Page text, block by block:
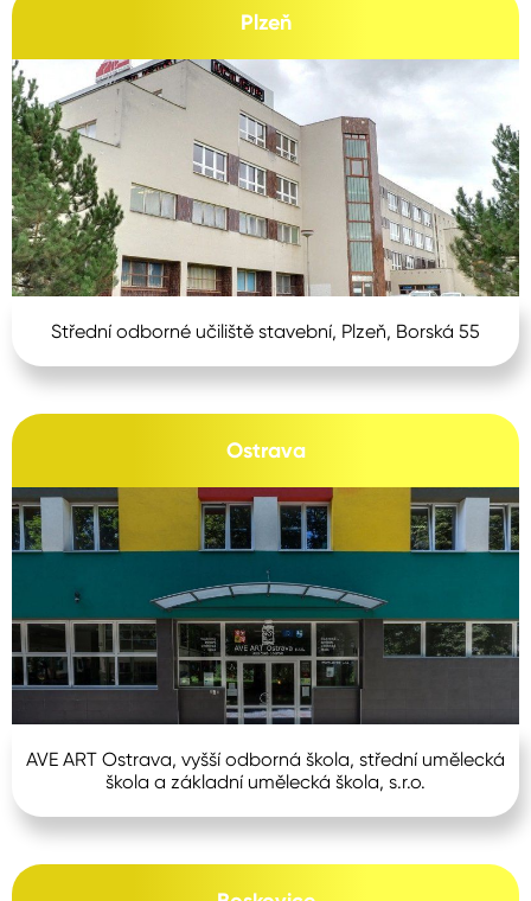
Plzeň
Střední odborné učiliště stavební, Plzeň, Borská 55
Ostrava
AVE ART Ostrava, vyšší odborná škola, střední umělecká
škola a základní umělecká škola, s.r.o.